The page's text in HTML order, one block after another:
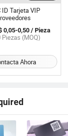
ID Tarjeta VIP
0,05-0,50 / Pieza
Piezas (MOQ)
Ahora